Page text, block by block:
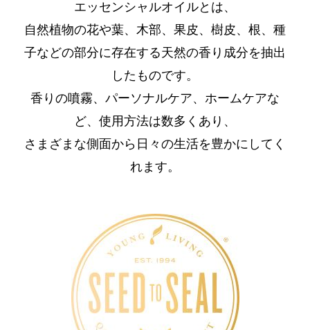
エッセンシャルオイルとは、
自然植物の花や葉、木部、果皮、樹皮、根、種
子などの部分に存在する天然の香り成分を抽出
したものです。
香りの噴霧、パーソナルケア、ホームケアな
ど、使用方法は数多くあり、
さまざまな側面から日々の生活を豊かにしてく
れます。